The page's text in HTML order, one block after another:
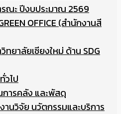
ณะ ปีงบประมาณ 2569
OFFICE (สำนักงานสี
ทยาลัยเชียงใหม่ ด้าน SDG
วไป
การคลัง และพัสดุ
านวิจัย นวัตกรรมและบริการ